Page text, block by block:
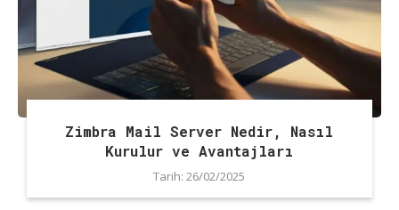
Zimbra Mail Server Nedir, Nasıl
Kurulur ve Avantajları
Tarih: 26/02/2025